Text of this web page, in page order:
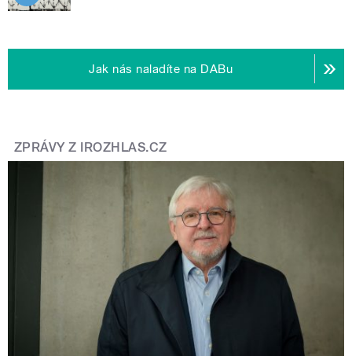
Jak nás naladíte na DABu
ZPRÁVY Z IROZHLAS.CZ